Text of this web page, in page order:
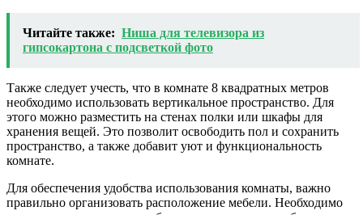
Читайте также: Ниша для телевизора из
гипсокартона с подсветкой фото
Также следует учесть, что в комнате 8 квадратных метров
необходимо использовать вертикальное пространство. Для
этого можно разместить на стенах полки или шкафы для
хранения вещей. Это позволит освободить пол и сохранить
пространство, а также добавит уют и функциональность
комнате.
Для обеспечения удобства использования комнаты, важно
правильно организовать расположение мебели. Необходимо